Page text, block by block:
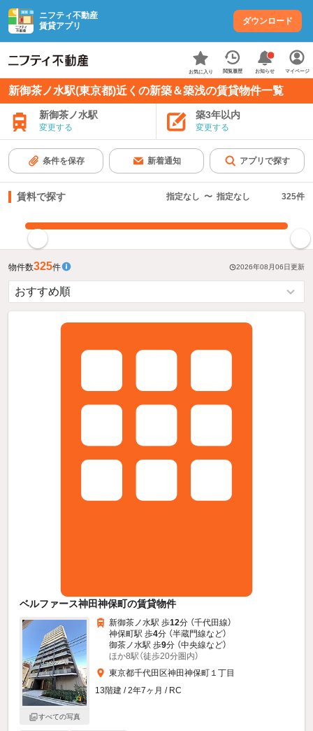
ニフティ不動産
賃貸アプリ
ダウンロード
お気に入り 閲覧履歴 お知らせ マイページ
新御茶ノ水駅(東京都)近くの新築＆築浅の賃貸物件一覧
新御茶ノ水駅
変更する
築3年以内
変更する
条件を保存 新着通知 アプリで探す
賃料で探す 指定なし 〜 指定なし 325件
物件数325件 2026年08月06日更新
ベルファース神田神保町の賃貸物件
すべての写真
新御茶ノ水駅 歩12分 （千代田線）
神保町駅 歩4分 （半蔵門線など）
御茶ノ水駅 歩9分 （中央線など）
ほか8駅（徒歩20分圏内）
東京都千代田区神田神保町１丁目
13階建 / 2年7ヶ月 / RC